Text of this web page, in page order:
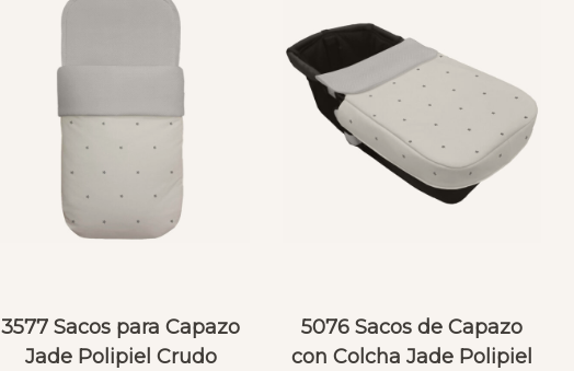
3577 Sacos para Capazo
Jade Polipiel Crudo
5076 Sacos de Capazo
con Colcha Jade Polipiel